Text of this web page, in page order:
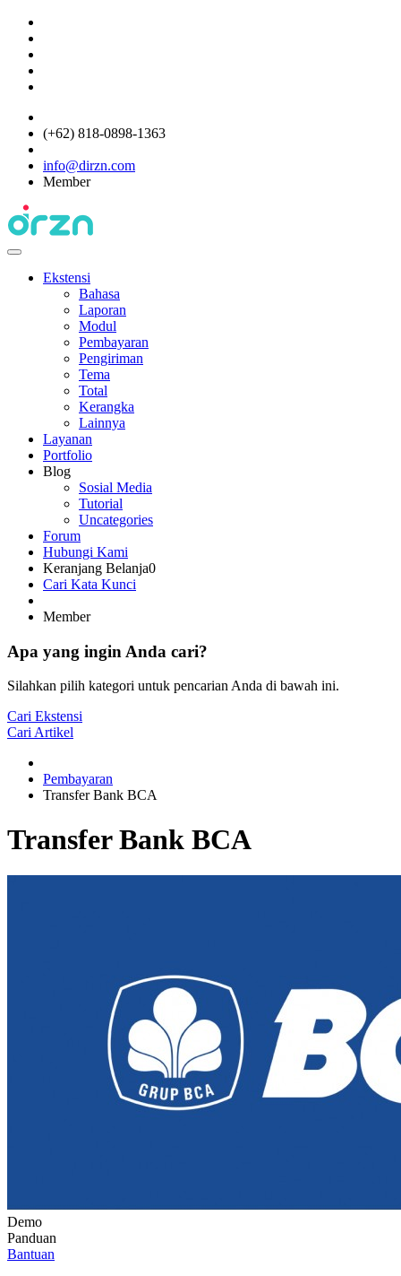
(+62) 818-0898-1363
info@dirzn.com
Member
Ekstensi
Bahasa
Laporan
Modul
Pembayaran
Pengiriman
Tema
Total
Kerangka
Lainnya
Layanan
Portfolio
Blog
Sosial Media
Tutorial
Uncategories
Forum
Hubungi Kami
Keranjang Belanja0
Cari Kata Kunci
Member
Apa yang ingin Anda cari?
Silahkan pilih kategori untuk pencarian Anda di bawah ini.
Cari Ekstensi
Cari Artikel
Pembayaran
Transfer Bank BCA
Transfer Bank BCA
Demo
Panduan
Bantuan